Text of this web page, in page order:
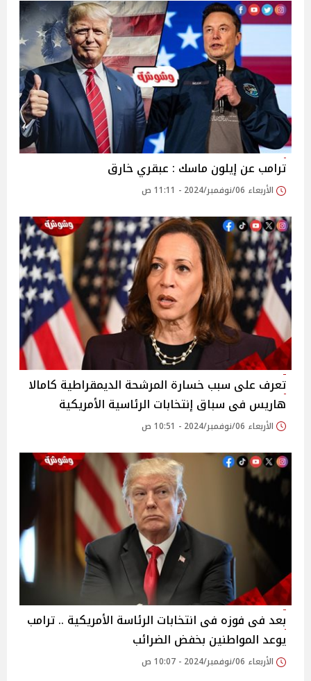
ترامب عن إيلون ماسك : عبقري خارق
الأربعاء 06/نوفمبر/2024 - 11:11 ص
تعرف على سبب خسارة المرشحة الديمقراطية كامالا
هاريس فى سباق إنتخابات الرئاسية الأمريكية
الأربعاء 06/نوفمبر/2024 - 10:51 ص
بعد فى فوزه فى انتخابات الرئاسة الأمريكية .. ترامب
يوعد المواطنين بخفض الضرائب
الأربعاء 06/نوفمبر/2024 - 10:07 ص